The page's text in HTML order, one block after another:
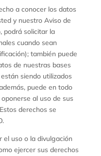
a conocer los datos
y nuestro Aviso de
podrá solicitar la
cuando sean
también puede
de nuestras bases
siendo utilizados
puede en todo
al uso de sus
derechos se
el uso o la divulgación
ejercer sus derechos